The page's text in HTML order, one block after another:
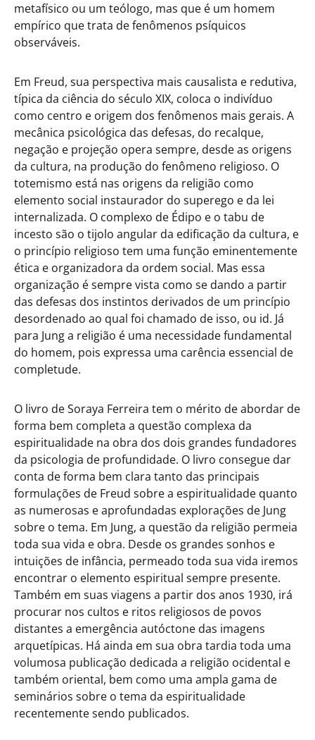
metafísico ou um teólogo, mas que é um homem
empírico que trata de fenômenos psíquicos
observáveis.
Em Freud, sua perspectiva mais causalista e redutiva,
típica da ciência do século XIX, coloca o indivíduo
como centro e origem dos fenômenos mais gerais. A
mecânica psicológica das defesas, do recalque,
negação e projeção opera sempre, desde as origens
da cultura, na produção do fenômeno religioso. O
totemismo está nas origens da religião como
elemento social instaurador do superego e da lei
internalizada. O complexo de Édipo e o tabu de
incesto são o tijolo angular da edificação da cultura, e
o princípio religioso tem uma função eminentemente
ética e organizadora da ordem social. Mas essa
organização é sempre vista como se dando a partir
das defesas dos instintos derivados de um princípio
desordenado ao qual foi chamado de isso, ou id. Já
para Jung a religião é uma necessidade fundamental
do homem, pois expressa uma carência essencial de
completude.
O livro de Soraya Ferreira tem o mérito de abordar de
forma bem completa a questão complexa da
espiritualidade na obra dos dois grandes fundadores
da psicologia de profundidade. O livro consegue dar
conta de forma bem clara tanto das principais
formulações de Freud sobre a espiritualidade quanto
as numerosas e aprofundadas explorações de Jung
sobre o tema. Em Jung, a questão da religião permeia
toda sua vida e obra. Desde os grandes sonhos e
intuições de infância, permeado toda sua vida iremos
encontrar o elemento espiritual sempre presente.
Também em suas viagens a partir dos anos 1930, irá
procurar nos cultos e ritos religiosos de povos
distantes a emergência autóctone das imagens
arquetípicas. Há ainda em sua obra tardia toda uma
volumosa publicação dedicada a religião ocidental e
também oriental, bem como uma ampla gama de
seminários sobre o tema da espiritualidade
recentemente sendo publicados.